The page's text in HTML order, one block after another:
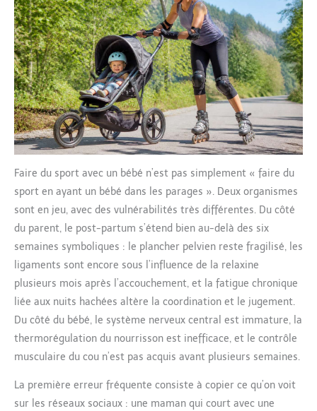
Faire du sport avec un bébé n’est pas simplement « faire du
sport en ayant un bébé dans les parages ». Deux organismes
sont en jeu, avec des vulnérabilités très différentes. Du côté
du parent, le post-partum s’étend bien au-delà des six
semaines symboliques : le plancher pelvien reste fragilisé, les
ligaments sont encore sous l’influence de la relaxine
plusieurs mois après l’accouchement, et la fatigue chronique
liée aux nuits hachées altère la coordination et le jugement.
Du côté du bébé, le système nerveux central est immature, la
thermorégulation du nourrisson est inefficace, et le contrôle
musculaire du cou n’est pas acquis avant plusieurs semaines.
La première erreur fréquente consiste à copier ce qu’on voit
sur les réseaux sociaux : une maman qui court avec une